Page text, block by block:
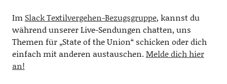
Im Slack Textilvergehen-Bezugsgruppe, kannst du
während unserer Live-Sendungen chatten, uns
Themen für „State of the Union“ schicken oder dich
einfach mit anderen austauschen.Melde dich hier
an!